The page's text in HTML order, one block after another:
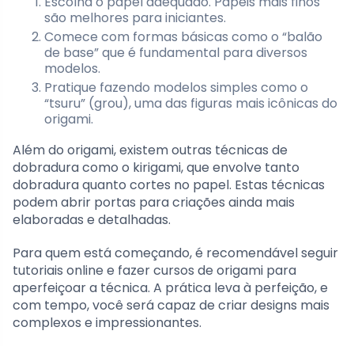
são melhores para iniciantes.
Comece com formas básicas como o “balão
de base” que é fundamental para diversos
modelos.
Pratique fazendo modelos simples como o
“tsuru” (grou), uma das figuras mais icônicas do
origami.
Além do origami, existem outras técnicas de
dobradura como o kirigami, que envolve tanto
dobradura quanto cortes no papel. Estas técnicas
podem abrir portas para criações ainda mais
elaboradas e detalhadas.
Para quem está começando, é recomendável seguir
tutoriais online e fazer cursos de origami para
aperfeiçoar a técnica. A prática leva à perfeição, e
com tempo, você será capaz de criar designs mais
complexos e impressionantes.